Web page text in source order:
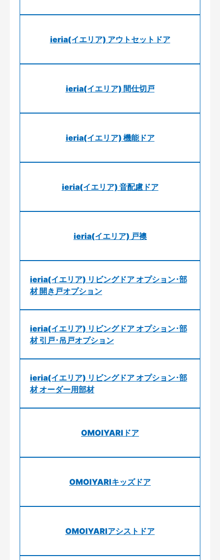
ieria(イエリア) アウトセットドア
ieria(イエリア) 間仕切戸
ieria(イエリア) 機能ドア
ieria(イエリア) 音配慮ドア
ieria(イエリア) 戸襖
ieria(イエリア) リビングドア オプション･部
材 開き戸オプション
ieria(イエリア) リビングドア オプション･部
材 引戸･吊戸オプション
ieria(イエリア) リビングドア オプション･部
材 オーダー用部材
OMOIYARIドア
OMOIYARIキッズドア
OMOIYARIアシストドア